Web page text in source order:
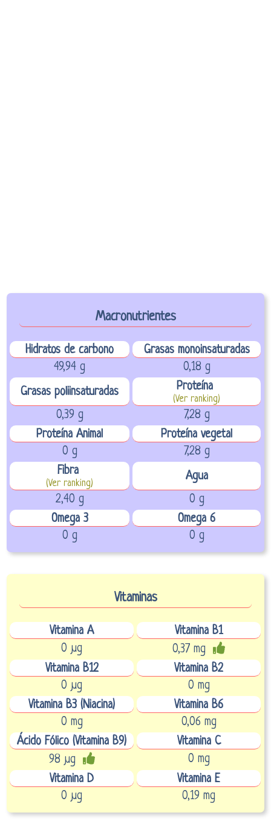
Macronutrientes
Hidratos de carbono
Grasas monoinsaturadas
49,94 g
0,18 g
Grasas poliinsaturadas
Proteína
(Ver ranking)
0,39 g
7,28 g
Proteína Animal
Proteína vegetal
0 g
7,28 g
Fibra
(Ver ranking)
Agua
2,40 g
0 g
Omega 3
Omega 6
0 g
0 g
Vitaminas
Vitamina A
Vitamina B1
0 µg
0,37 mg
Vitamina B12
Vitamina B2
0 µg
0 mg
Vitamina B3 (Niacina)
Vitamina B6
0 mg
0,06 mg
Ácido Fólico (Vitamina B9)
Vitamina C
98 µg
0 mg
Vitamina D
Vitamina E
0 µg
0,19 mg